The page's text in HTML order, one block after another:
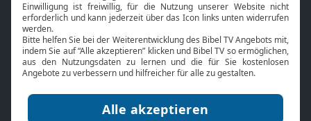
Bibel TV
Über uns
Jobs
Mediadaten
Service
Kontakt
TV-Empfang